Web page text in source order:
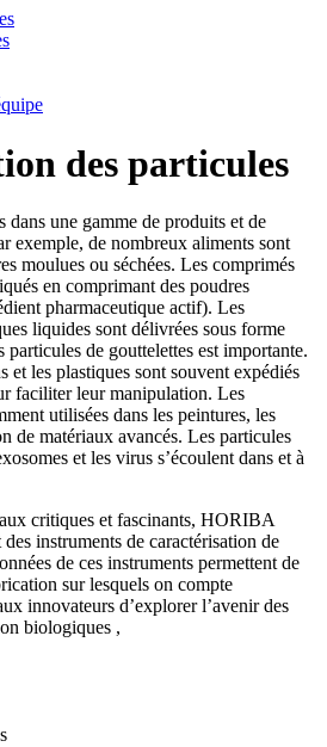
des particules
dans une gamme de produits et de
exemple, de nombreux aliments sont
moulues ou séchées. Les comprimés
en comprimant des poudres
pharmaceutique actif). Les
liquides sont délivrées sous forme
particules de gouttelettes est importante.
et les plastiques sont souvent expédiés
faciliter leur manipulation. Les
utilisées dans les peintures, les
de matériaux avancés. Les particules
et les virus s’écoulent dans et à
critiques et fascinants, HORIBA
instruments de caractérisation de
de ces instruments permettent de
sur lesquels on compte
innovateurs d’explorer l’avenir des
biologiques ,